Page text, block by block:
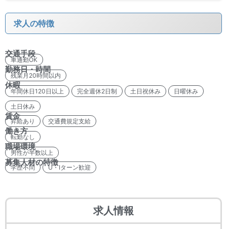
求人の特徴
交通手段
車通勤OK
勤務日・時間
残業月20時間以内
休暇
年間休日120日以上 完全週休2日制 土日祝休み
日曜休み
土日休み
賃金
昇給あり 交通費規定支給
働き方
転勤なし
職場環境
男性が半数以上
募集人材の特徴
学歴不問 U・Iターン歓迎
求人情報